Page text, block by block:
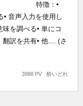
特徴：•
音声入力を使用し
を調べる• 単にコ
訳を共有• 他.... (さ
酔いどれ
3988 PV